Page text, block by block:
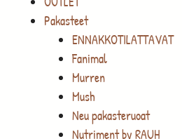
Pakasteet
ENNAKKOTILATTAVAT
Fanimal
Murren
Mush
Neu pakasteruoat
Nutriment by RAUH